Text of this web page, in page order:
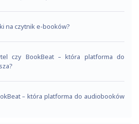
na czytnik e-booków?
czy BookBeat – która platforma do
– która platforma do audiobooków